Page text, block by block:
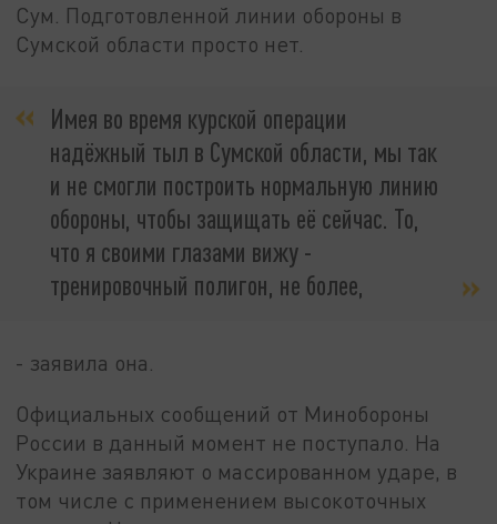
Сум. Подготовленной линии обороны в
Сумской области просто нет.
Имея во время курской операции
надёжный тыл в Сумской области, мы так
и не смогли построить нормальную линию
обороны, чтобы защищать её сейчас. То,
что я своими глазами вижу -
тренировочный полигон, не более,
- заявила она.
Официальных сообщений от Минобороны
России в данный момент не поступало. На
Украине заявляют о массированном ударе, в
том числе с применением высокоточных